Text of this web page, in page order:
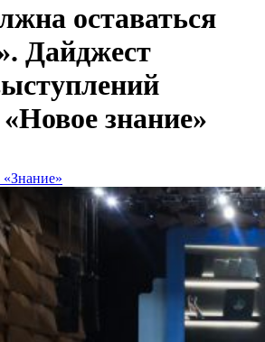
оставаться
Дайджест
знание»
«Знание»